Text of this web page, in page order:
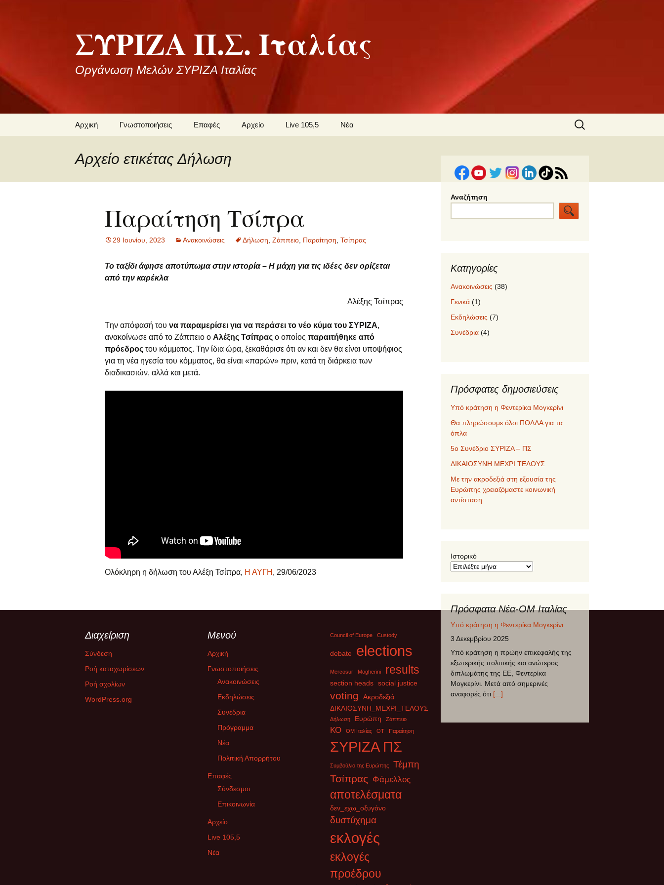
ΣΥΡΙΖΑ Π.Σ. Ιταλίας
Οργάνωση Μελών ΣΥΡΙΖΑ Ιταλίας
Αρχική Γνωστοποιήσεις
Πρόγραμμα
Νέα
Επαφές
Επικοινωνία
Αρχείο Live 105,5 Νέα
Αναζήτηση
για:
Αρχείο ετικέτας Δήλωση
Παραίτηση Τσίπρα
29 Ιουνίου, 2023 Ανακοινώσεις Δήλωση Ζάππειο Παραίτηση Τσίπρας
Το ταξίδι άφησε αποτύπωμα στην ιστορία – Η μάχη για τις ιδέες δεν ορίζεται
από την καρέκλα
Αλέξης Τσίπρας
Tην απόφασή του να παραμερίσει για να περάσει το νέο κύμα του ΣΥΡΙΖΑ,
ανακοίνωσε από το Ζάππειο ο Αλέξης Τσίπρας ο οποίος παραιτήθηκε από
πρόεδρος του κόμματος. Την ίδια ώρα, ξεκαθάρισε ότι αν και δεν θα είναι υποψήφιος
για τη νέα ηγεσία του κόμματος, θα είναι «παρών» πριν, κατά τη διάρκεια των
διαδικασιών, αλλά και μετά.
Ολόκληρη η δήλωση του Αλέξη Τσίπρα, Η ΑΥΓΗ , 29/06/2023
Αναζήτηση
Κατηγορίες
Ανακοινώσεις (38)
Γενικά (1)
Εκδηλώσεις (7)
Συνέδρια (4)
Πρόσφατες δημοσιεύσεις
Υπό κράτηση η Φεντερίκα Μογκερίνι
Θα πληρώσουμε όλοι ΠΟΛΛΑ για τα
όπλα
5ο Συνέδριο ΣΥΡΙΖΑ – ΠΣ
ΔΙΚΑΙΟΣΥΝΗ ΜΕΧΡΙ ΤΕΛΟΥΣ
Με την ακροδεξιά στη εξουσία της
Ευρώπης χρειαζόμαστε κοινωνική
αντίσταση
Ιστορικό
Πρόσφατα Νέα-ΟΜ Ιταλίας
3 Δεκεμβρίου 2025
Υπό κράτηση η πρώην επικεφαλής της
Μογκερίνι. Μετά από σημερινές
αναφορές ότι[...]
Θα πληρώσουμε όλοι ΠΟΛΛΑ για τα
όπλα
30 Ιουνίου 2025
Το πρόβλημα με τις στρατιωτικές
δαπάνες είναι ότι τελικά ξεμένεις από
δημόσιες υπηρεσίες. Το συκοφαντικό
Διαχείριση
Σύνδεση
Ροή καταχωρίσεων
Ροή σχολίων
WordPress.org
Μενού
Αρχική
Γνωστοποιήσεις
Ανακοινώσεις
Εκδηλώσεις
Συνέδρια
Πρόγραμμα
Νέα
Πολιτική Απορρήτου
Επαφές
Σύνδεσμοι
Επικοινωνία
Αρχείο
Live 105,5
Νέα
Council of Europe Custody
debate elections
Mercosur Mogherini results
section heads social justice
voting
Ακροδεξιά
ΔΙΚΑΙΟΣΥΝΗ_ΜΕΧΡΙ_ΤΕΛΟΥΣ
Δήλωση Ευρώπη Ζάππειο
ΚΟ ΟΜ Ιταλίας ΟΤ Παραίτηση
ΣΥΡΙΖΑ ΠΣ
Συμβούλιο της Ευρώπης Τέμπη
Τσίπρας Φάμελλος
αποτελέσματα
δεν_εχω_οξυγόνο
δυστύχημα
εκλογές
εκλογές
προέδρου